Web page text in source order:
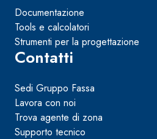
Documentazione
Tools e calcolatori
Strumenti per la progettazione
Contatti
Sedi Gruppo Fassa
Lavora con noi
Trova agente di zona
Supporto tecnico